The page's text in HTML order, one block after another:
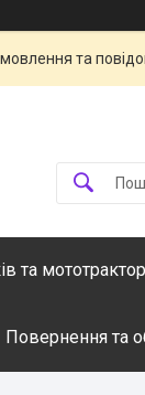
та
та
Повернення та